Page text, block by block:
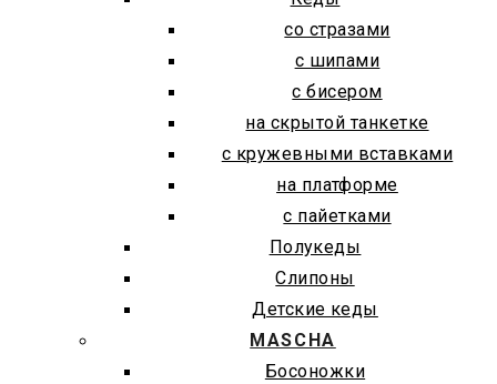
со стразами
с шипами
с бисером
на скрытой танкетке
с кружевными вставками
на платформе
с пайетками
Полукеды
Слипоны
Детские кеды
MASCHA
Босоножки